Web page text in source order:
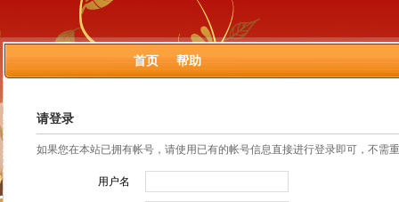
首页 帮助
请登录
如果您在本站已拥有帐号，请使用已有的帐号信息直接进行登录即可，不需
用户名